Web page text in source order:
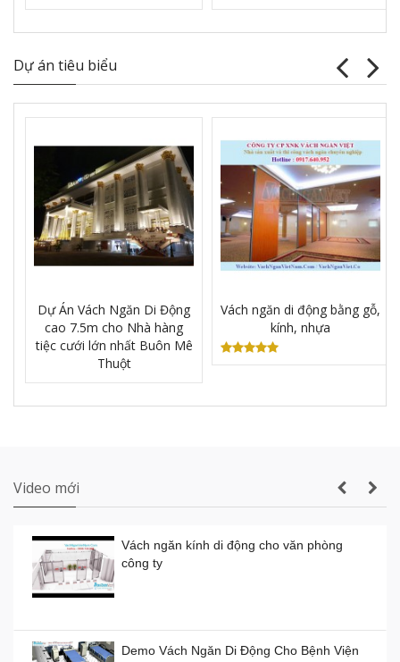
Dự án tiêu biểu
Dự Án Vách Ngăn Di Động
cao 7.5m cho Nhà hàng
tiệc cưới lớn nhất Buôn Mê
Thuột
Vách ngăn di động bằng gỗ,
kính, nhựa
Video mới
Vách ngăn vệ sinh tấm Compact Laminate
Composite giá rẻ TPHCM
Sản xuất VÁCH NGĂN DI ĐỘNG nhà hàng
tiệc cưới lớn nhất Gia Lai
Vách ngăn kính di động cho văn phòng
công ty
Demo Vách Ngăn Di Động Cho Bệnh Viện
Vách ngăn kính di động giá rẻ
Giá:0đ